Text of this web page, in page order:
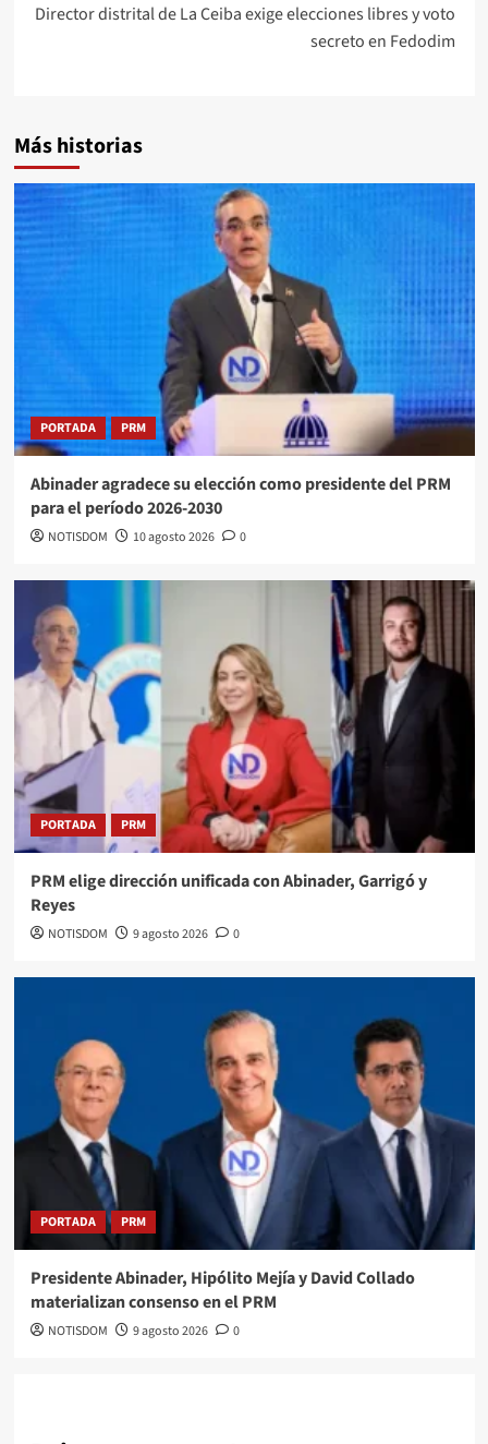
Director distrital de La Ceiba exige elecciones libres y voto
secreto en Fedodim
Más historias
PORTADA PRM
Abinader agradece su elección como presidente del PRM
para el período 2026-2030
NOTISDOM 10 agosto 2026 0
PORTADA PRM
PRM elige dirección unificada con Abinader, Garrigó y
Reyes
NOTISDOM 9 agosto 2026 0
PORTADA PRM
Presidente Abinader, Hipólito Mejía y David Collado
materializan consenso en el PRM
NOTISDOM 9 agosto 2026 0